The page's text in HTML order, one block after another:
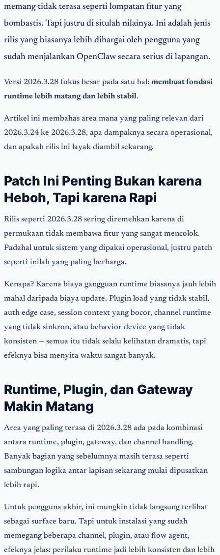
memang tidak terasa seperti lompatan fitur yang
bombastis. Tapi justru di situlah nilainya. Ini adalah jenis
rilis yang biasanya lebih dihargai oleh pengguna yang
sudah menjalankan OpenClaw secara serius di lapangan.
Versi 2026.3.28 fokus besar pada satu hal: membuat fondasi
runtime lebih matang dan lebih stabil.
Artikel ini membahas area mana yang paling relevan dari
2026.3.24 ke 2026.3.28, apa dampaknya secara operasional,
dan apakah rilis ini layak diambil sekarang.
Patch Ini Penting Bukan karena
Heboh, Tapi karena Rapi
Rilis seperti 2026.3.28 sering diremehkan karena di
permukaan tidak membawa fitur yang sangat mencolok.
Padahal untuk sistem yang dipakai operasional, justru patch
seperti inilah yang paling berharga.
Kenapa? Karena biaya gangguan runtime biasanya jauh lebih
mahal daripada biaya update. Plugin load yang tidak stabil,
auth edge case, session context yang bocor, channel runtime
yang tidak sinkron, atau behavior device yang tidak
konsisten — semua itu tidak selalu kelihatan dramatis, tapi
efeknya bisa menyita waktu sangat banyak.
Runtime, Plugin, dan Gateway
Makin Matang
Area yang paling terasa di 2026.3.28 ada pada kombinasi
antara runtime, plugin, gateway, dan channel handling.
Banyak bagian yang sebelumnya masih terasa seperti
sambungan logika antar lapisan sekarang mulai dipusatkan
lebih rapi.
Untuk pengguna akhir, ini mungkin tidak langsung terlihat
sebagai surface baru. Tapi untuk instalasi yang sudah
memegang beberapa channel, plugin, atau flow agent,
efeknya jelas: perilaku runtime jadi lebih konsisten dan lebih